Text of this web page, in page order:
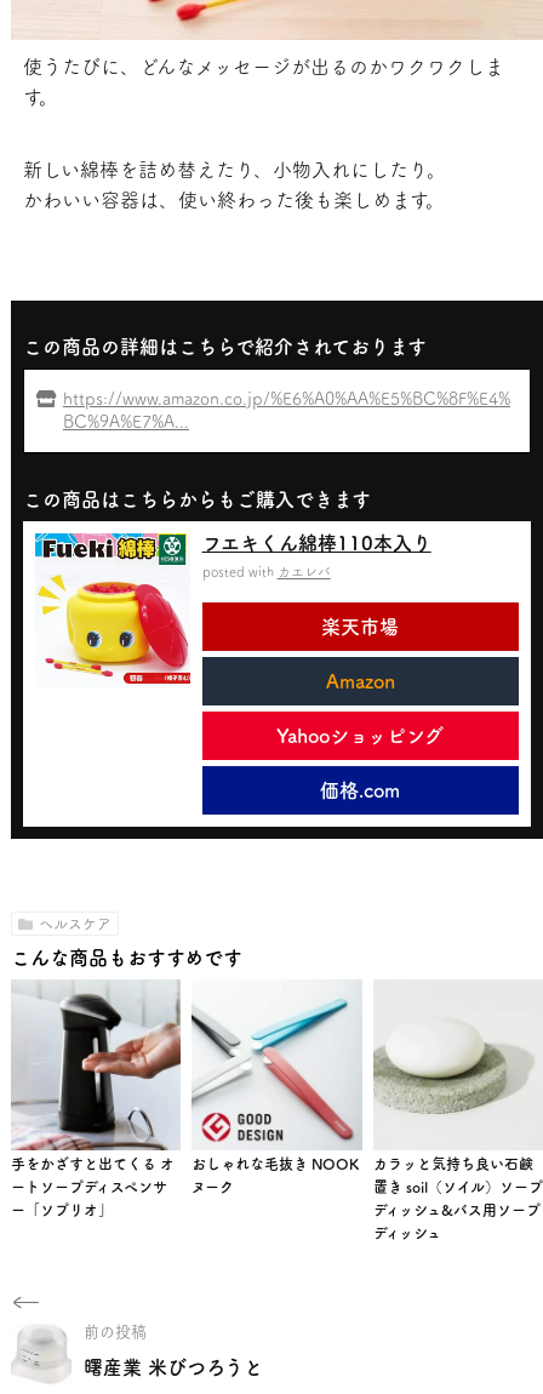
使うたびに、どんなメッセージが出るのかワクワクしま
す。
新しい綿棒を詰め替えたり、小物入れにしたり。
かわいい容器は、使い終わった後も楽しめます。
この商品の詳細はこちらで紹介されております
https://www.amazon.co.jp/%E6%A0%AA%E5%BC%8F%E4%
BC%9A%E7%A...
この商品はこちらからもご購入できます
フエキくん綿棒110本入り
posted with カエレバ
楽天市場
Amazon
Yahooショッピング
価格.com
ヘルスケア
こんな商品もおすすめです
手をかざすと出てくる オ
ートソープディスペンサ
ー「ソプリオ」
おしゃれな毛抜き NOOK
ヌーク
カラッと気持ち良い石鹸
置き soil（ソイル）ソープ
ディッシュ&バス用ソープ
ディッシュ
前の投稿
曙産業 米びつろうと